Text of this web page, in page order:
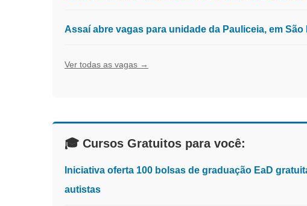
Assaí abre vagas para unidade da Pauliceia, em São
Ver todas as vagas →
🎓 Cursos Gratuitos para você:
Iniciativa oferta 100 bolsas de graduação EaD
autistas